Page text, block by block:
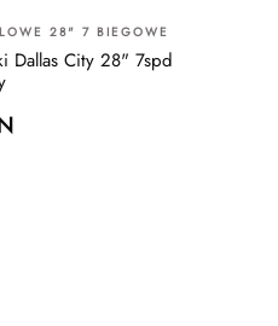
28" 7 BIEGOWE
Dallas City 28" 7spd